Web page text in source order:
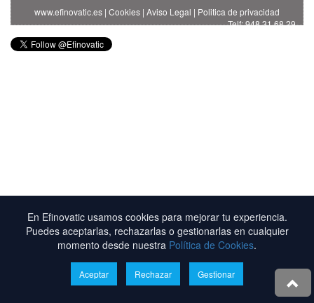
En Efinovatic usamos cookies para mejorar tu experiencia.
Puedes aceptarlas, rechazarlas o gestionarlas en cualquier
momento desde nuestra Política de Cookies.
Aceptar Rechazar Gestionar
www.efinovatic.es | Cookies | Aviso Legal | Politica de privacidad
Telf: 948 31 68 29